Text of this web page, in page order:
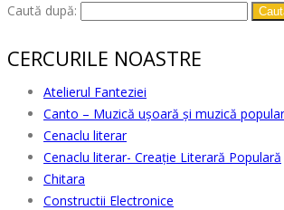
Caută după:
CERCURILE NOASTRE
Atelierul Fanteziei
Canto – Muzică ușoară și muzică
Cenaclu literar
Cenaclu literar- Creație Literară Populară
Chitara
Constructii Electronice